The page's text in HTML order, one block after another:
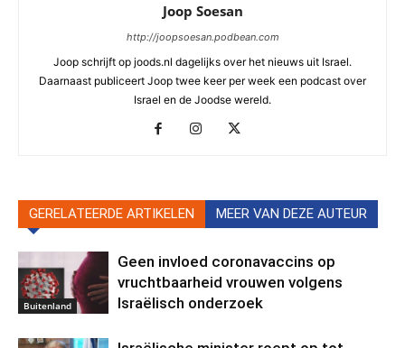
Joop Soesan
http://joopsoesan.podbean.com
Joop schrijft op joods.nl dagelijks over het nieuws uit Israel.
Daarnaast publiceert Joop twee keer per week een podcast over
Israel en de Joodse wereld.
GERELATEERDE ARTIKELEN MEER VAN DEZE AUTEUR
Buitenland
Geen invloed coronavaccins op
vruchtbaarheid vrouwen volgens
Israëlisch onderzoek